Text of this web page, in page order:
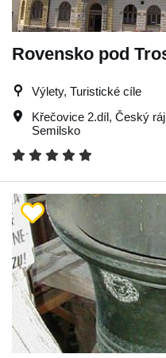
Rovensko pod
Výlety, Turistické cíle
Křečovice 2.díl, Český ráj
Semilsko